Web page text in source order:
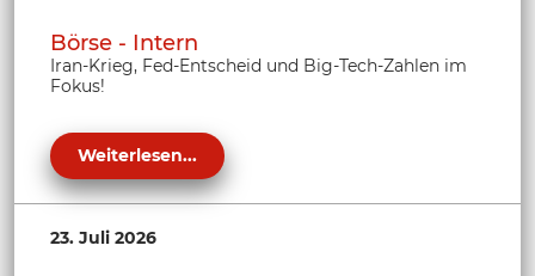
Börse - Intern
Iran-Krieg, Fed-Entscheid und Big-Tech-Zahlen im
Fokus!
Weiterlesen...
23. Juli 2026